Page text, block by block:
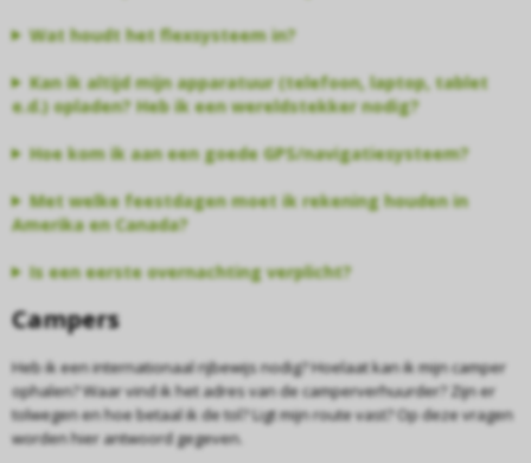
Wat houdt het flexsysteem in?
Kan ik altijd mijn apparatuur (telefoon, laptop, tablet
e.d.) opladen? Heb ik een wereldstekker nodig?
Hoe kom ik aan een goede GPS/navigatiesysteem?
Met welke feestdagen moet ik rekening houden in
Amerika en Canada?
Is een eerste overnachting verplicht?
Campers
Heb ik een internationaal rijbewijs nodig? Hoelaat kan ik mijn camper
ophalen? Waar vind ik het adres van de camperverhuurder? Zijn er
tolwegen en hoe betaal ik de tol? Ligt mijn route vast? Op deze vragen
worden hier antwoord gegeven.